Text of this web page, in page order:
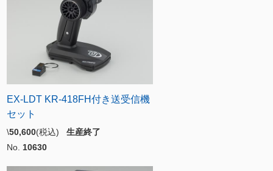
EX-LDT KR-418FH付き送受信機
セット
\50,600(税込) 生産終了
No. 10630